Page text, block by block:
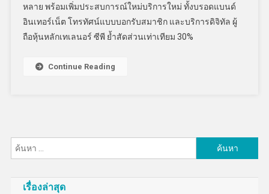
หลาย พร้อมเพิ่มประสบการณ์ใหม่บริการใหม่ ทั้งบรอดแบนด์
อินเทอร์เน็ต โทรทัศน์แบบบอกรับสมาชิก และบริการดิจิทัล ผู้
ถือหุ้นหลักเทเลนอร์ ซีพี ย้ำสัดส่วนเท่าเทียม 30%
Continue Reading
สำหรับ:
เรื่องล่าสุด